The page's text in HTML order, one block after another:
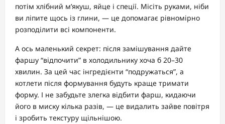
потім хлібний м’якуш, яйце і спеції. Місіть руками, ніби
ви ліпите щось із глини, — це допомагає рівномірно
розподілити всі компоненти.
А ось маленький секрет: після замішування дайте
фаршу “відпочити” в холодильнику хоча б 20–30
хвилин. За цей час інгредієнти “подружаться”, а
котлети після формування будуть краще тримати
форму. І не забудьте злегка відбити фарш, кидаючи
його в миску кілька разів, — це видалить зайве повітря
і зробить текстуру щільнішою.